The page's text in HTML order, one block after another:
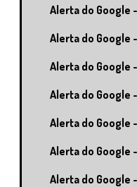
Alerta do Google
Alerta do Google
Alerta do Google
Alerta do Google
Alerta do Google
Alerta do Google
Alerta do Google